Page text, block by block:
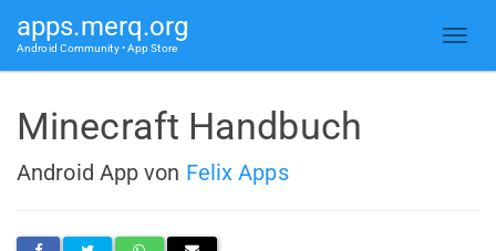
apps.merq.org
Android Community • App Store
Minecraft Handbuch
Android App von Felix Apps